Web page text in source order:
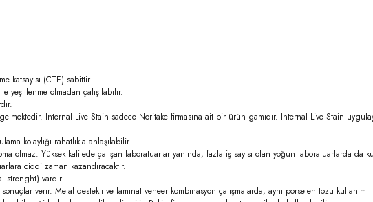
katsayısı (CTE) sabittir.
yeşillenme olmadan çalışılabilir.
Internal Live Stain sadece Noritake firmasına ait bir ürün gamıdır. Internal Live Stain
kolaylığı rahatlıkla anlaşılabilir.
olmaz. Yüksek kalitede çalışan laboratuarlar yanında, fazla iş sayısı olan yoğun laboratuarlarda da
ciddi zaman kazandıracaktır.
strenght) vardır.
verir. Metal destekli ve laminat veneer kombinasyon çalışmalarda, aynı porselen tozu